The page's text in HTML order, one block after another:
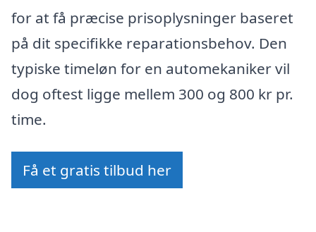
for at få præcise prisoplysninger baseret
på dit specifikke reparationsbehov. Den
typiske timeløn for en automekaniker vil
dog oftest ligge mellem 300 og 800 kr pr.
time.
Få et gratis tilbud her